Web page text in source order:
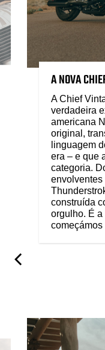
A NOVA
A Chief
verdadeira
americana
original,
linguagem
era – e que
categoria.
envolventes
construída
orgulho. É
começámos